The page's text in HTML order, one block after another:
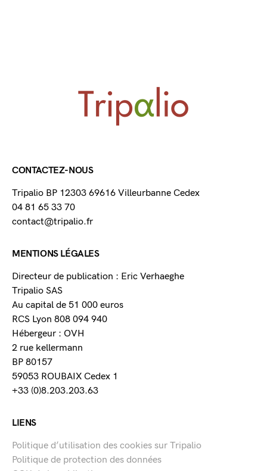
CONTACTEZ-NOUS
Tripalio BP 12303 69616 Villeurbanne Cedex
04 81 65 33 70
contact@tripalio.fr
MENTIONS LÉGALES
Directeur de publication : Eric Verhaeghe
Tripalio SAS
Au capital de 51 000 euros
RCS Lyon 808 094 940
Hébergeur : OVH
2 rue kellermann
BP 80157
59053 ROUBAIX Cedex 1
+33 (0)8.203.203.63
LIENS
Politique d’utilisation des cookies sur Tripalio
Politique de protection des données